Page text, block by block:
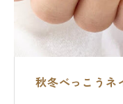
秋冬べっこうネ